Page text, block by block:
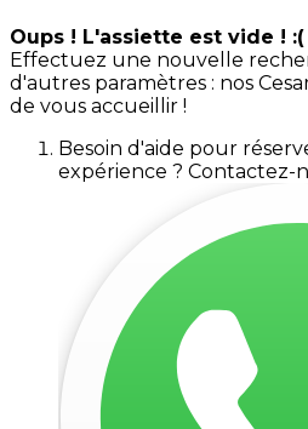
Oups ! L'assiette est vide ! :(
Effectuez une nouvelle
d'autres paramètres : nos
de vous accueillir !
Besoin d'aide pour
expérience ? Contactez-